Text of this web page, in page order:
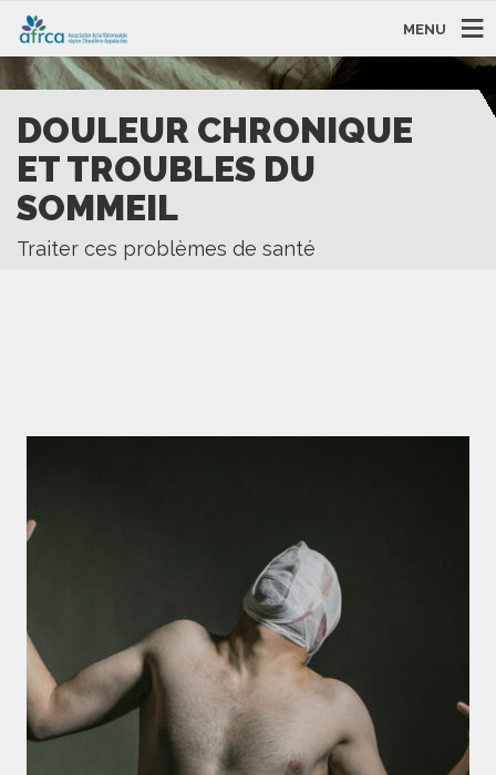
MENU
DOULEUR CHRONIQUE
ET TROUBLES DU
SOMMEIL
Traiter ces problèmes de santé